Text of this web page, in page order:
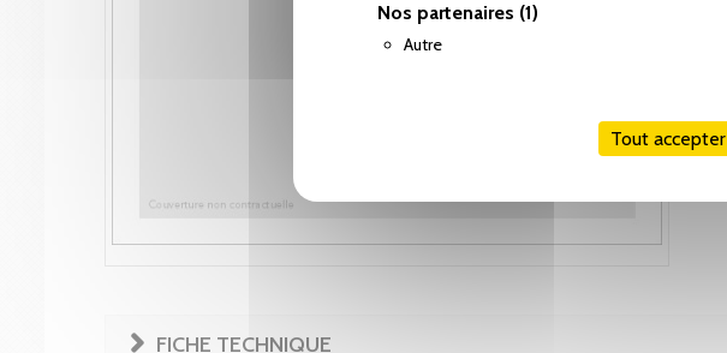
Nos partenaires (1)
Autre
Tout accepter
FICHE TECHNIQUE